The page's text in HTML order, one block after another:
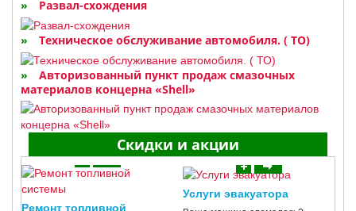
Развал-схождения
Техническое обслуживание автомобиля. ( ТО)
Авторизованный пункт продаж смазочных
материалов концерна «Shell»
Скидки и акции
Ремонт топливной
Услуги эвакуатора